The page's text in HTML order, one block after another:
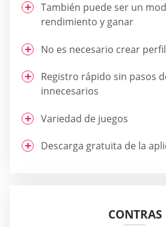
También puede ser un
rendimiento y ganar
No es necesario crear
Registro rápido sin pasos
innecesarios
Variedad de juegos
Descarga gratuita de la
CONTRAS